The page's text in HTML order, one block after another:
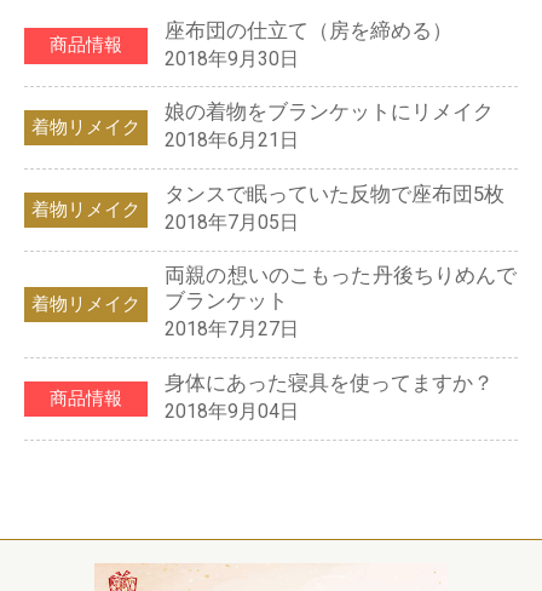
商品情報
座布団の仕立て（房を締める）
2018年9月30日
着物リメイク
娘の着物をブランケットにリメイク
2018年6月21日
着物リメイク
タンスで眠っていた反物で座布団5枚
2018年7月05日
着物リメイク
両親の想いのこもった丹後ちりめんで
ブランケット
2018年7月27日
商品情報
身体にあった寝具を使ってますか？
2018年9月04日